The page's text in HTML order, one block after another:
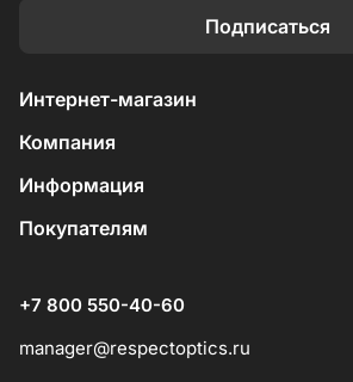
Подписаться
Интернет-магазин
Компания
Информация
Покупателям
+7 800 550-40-60
manager@respectoptics.ru